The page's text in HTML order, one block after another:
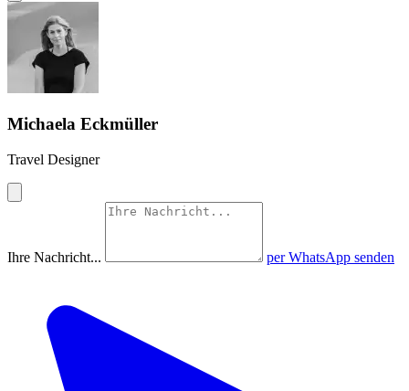
Michaela Eckmüller
Travel Designer
Ihre Nachricht... per WhatsApp senden